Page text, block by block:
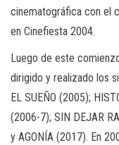
cinematográfica con el
en Cinefiesta 2004.
Luego de este
dirigido y realizado los
EL SUEÑO (2005);
(2006-7); SIN DEJAR
y AGONÍA (2017). En